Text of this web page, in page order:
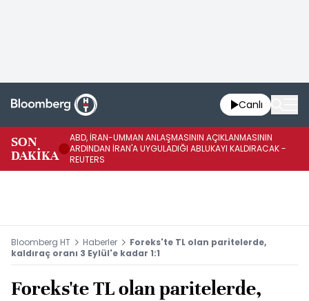
Canlı
SON
DAKİKA
ABD, İRAN-UMMAN ANLAŞMASININ AÇIKLANMASININ
ARDINDAN İRAN'A UYGULADIĞI ABLUKAYI KALDIRACAK -
REUTERS
Bloomberg HT Haberler
Foreks'te TL olan paritelerde,
kaldıraç oranı 3 Eylül'e kadar 1:1
Foreks'te TL olan paritelerde,